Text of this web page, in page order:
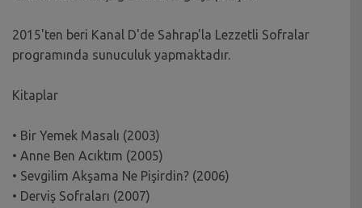
2015'ten beri Kanal D'de Sahrap'la Lezzetli Sofralar
programında sunuculuk yapmaktadır.
Kitaplar
• Bir Yemek Masalı (2003)
• Anne Ben Acıktım (2005)
• Sevgilim Akşama Ne Pişirdin? (2006)
• Derviş Sofraları (2007)